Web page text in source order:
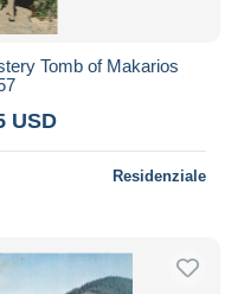
Tomb of Makarios
USD
Residenziale